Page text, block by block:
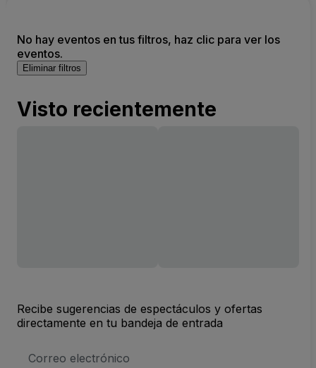
No hay eventos en tus filtros, haz clic para ver los
eventos.
Eliminar filtros
Visto recientemente
Recibe sugerencias de espectáculos y ofertas
directamente en tu bandeja de entrada
de